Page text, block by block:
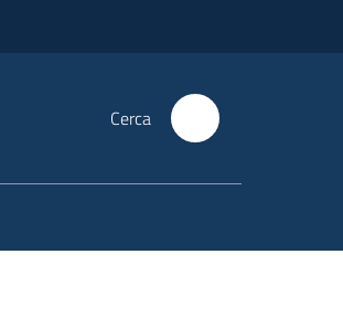
Cerca